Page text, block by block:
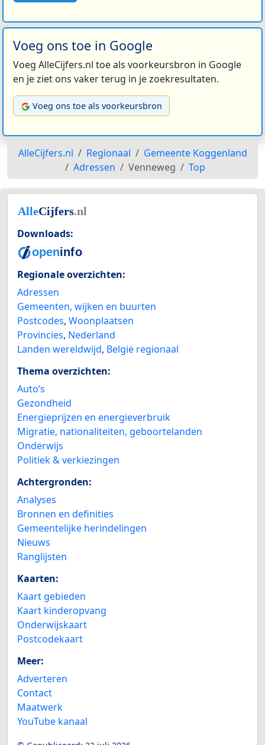
Voeg ons toe in Google
Voeg AlleCijfers.nl toe als voorkeursbron in Google
en je ziet ons vaker terug in je zoekresultaten.
Voeg ons toe als voorkeursbron
AlleCijfers.nl Regionaal
Gemeente Koggenland
Adressen
Venneweg Top
Downloads:
Regionale overzichten:
Adressen
Gemeenten, wijken en buurten
Postcodes, Woonplaatsen
Provincies, Nederland
Landen wereldwijd, België regionaal
Thema overzichten:
Auto’s
Gezondheid
Energieprijzen en energieverbruik
Migratie, nationaliteiten, geboortelanden
Onderwijs
Politiek & verkiezingen
Achtergronden:
Analyses
Bronnen en definities
Gemeentelijke herindelingen
Nieuws
Ranglijsten
Kaarten:
Kaart gebieden
Kaart kinderopvang
Onderwijskaart
Postcodekaart
Meer:
Adverteren
Contact
Maatwerk
YouTube kanaal